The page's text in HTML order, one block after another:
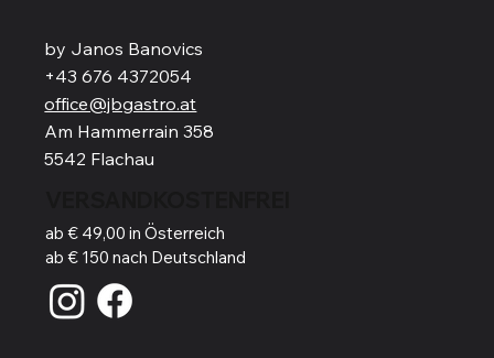
by Janos Banovics
+43 676 4372054
office@jbgastro.at
Am Hammerrain 358
5542 Flachau
ab € 49,00 in Österreich
ab € 150 nach Deutschland